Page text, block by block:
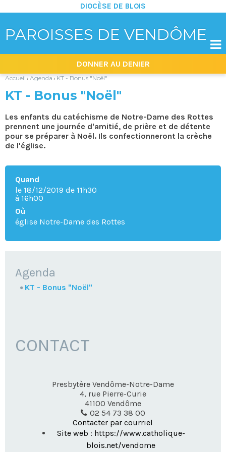
PAROISSES DE VENDÔME
DIOCÈSE DE BLOIS
|
Aller
navigation
DONNER AU DENIER

Accueil › Agenda › KT - Bonus "Noël"
KT - Bonus "Noël"
Les enfants du catéchisme de Notre-Dame des Rottes
prennent une journée d'amitié, de prière et de détente
pour se préparer à Noël. Ils confectionneront la crèche
de l'église.
Quand
le 18/12/2019 de 11h30
à 16h00
Où
église Notre-Dame des Rottes
NAVIGATION
Agenda
KT - Bonus "Noël"
CONTACT
Presbytère Vendôme-Notre-Dame
4, rue Pierre-Curie
41100 Vendôme
02 54 73 38 00
Contacter par courriel
Site web : https://www.catholique-
blois.net/vendome